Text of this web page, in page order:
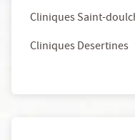
Cliniques Saint-
Cliniques Desertines